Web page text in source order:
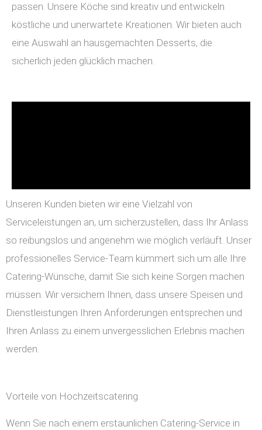
passen. Unsere Köche sind kreativ und entwickeln
köstliche und unerwartete Kreationen. Wir bieten auch
eine Auswahl an hausgemachten Desserts, die
sicherlich jeden glücklich machen.
Unseren Kunden bieten wir eine Vielzahl von
Serviceleistungen an, um sicherzustellen, dass Ihr Anlass
so reibungslos und angenehm wie möglich verläuft. Unser
professionelles Service-Team kümmert sich um alle Ihre
Catering-Wünsche, damit Sie sich keine Sorgen machen
müssen. Wir versichern Ihnen, dass unsere Speisen und
Dienstleistungen Ihren Anforderungen entsprechen und
Ihren Anlass zu einem unvergesslichen Erlebnis machen
werden.
Vorteile von Hochzeitscatering
Wenn Sie nach einem erstaunlichen Catering-Service in